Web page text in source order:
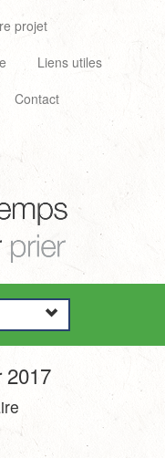
projet
Liens utiles
Contact
2017